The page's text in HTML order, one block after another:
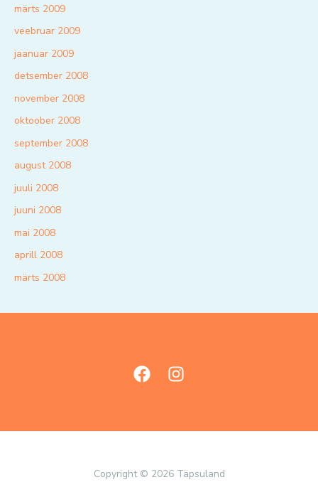
märts 2009
veebruar 2009
jaanuar 2009
detsember 2008
november 2008
oktoober 2008
september 2008
august 2008
juuli 2008
juuni 2008
mai 2008
aprill 2008
märts 2008
Copyright © 2026 Täpsuland